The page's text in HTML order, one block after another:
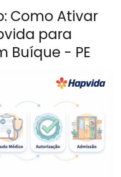
Como Ativar
para
Buíque - PE